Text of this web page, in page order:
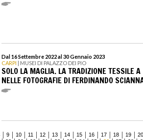
Dal 16 Settembre 2022 al 30 Gennaio 2023
CARPI | MUSEI DI PALAZZO DEI PIO
SOLO LA MAGLIA. LA TRADIZIONE TESSILE A
NELLE FOTOGRAFIE DI FERDINANDO
9 10 11 12 13 14 15 16 17 18 19
20